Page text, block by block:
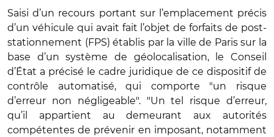
Saisi d’un recours portant sur l’emplacement précis
d’un véhicule qui avait fait l’objet de forfaits de post-
stationnement (FPS) établis par la ville de Paris sur la
base d’un système de géolocalisation, le Conseil
d’État a précisé le cadre juridique de ce dispositif de
contrôle automatisé, qui comporte "un risque
d’erreur non négligeable". "Un tel risque d’erreur,
qu’il appartient au demeurant aux autorités
compétentes de prévenir en imposant, notamment